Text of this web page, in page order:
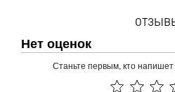
Нет оценок
Станьте первым, кто